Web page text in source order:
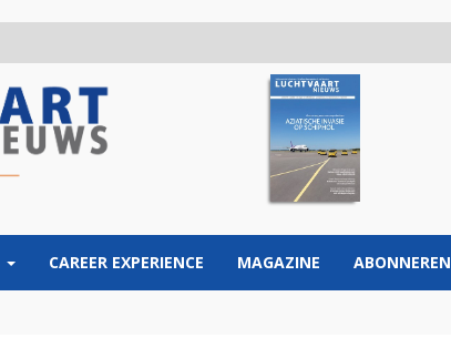
CAREER EXPERIENCE MAGAZINE ABONNEREN